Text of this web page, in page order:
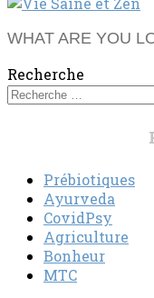
WHAT ARE YOU
Recherche
Prébiotiques
Ayurveda
CovidPsy
Agriculture
Bonheur
MTC